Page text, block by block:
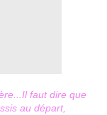
faut dire que
au départ,